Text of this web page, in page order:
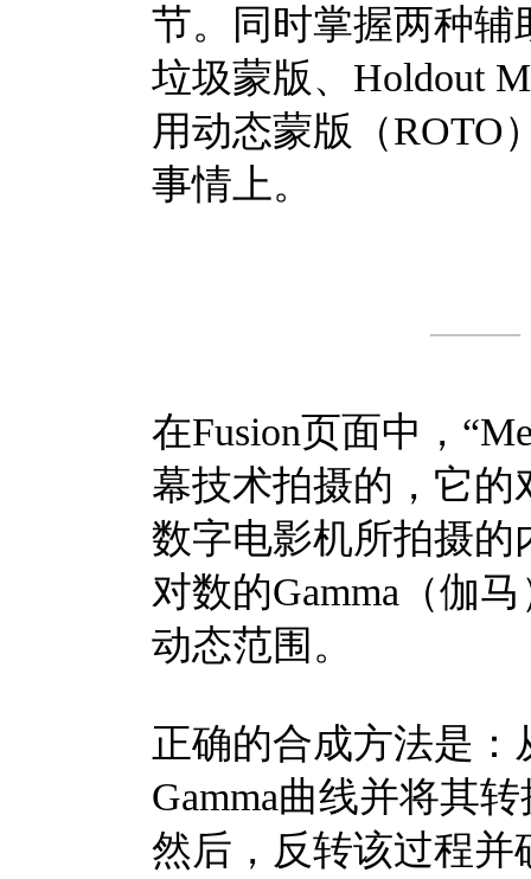
节。同时掌握两种辅
垃圾蒙版、Holdout
用动态蒙版（ROTO
事情上。
在Fusion页面中，
幕技术拍摄的，它
数字电影机所拍摄
对数的Gamma（伽
动态范围。
正确的合成方法是
Gamma曲线并将其
然后，反转该过程并